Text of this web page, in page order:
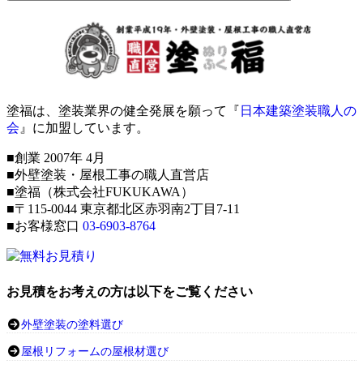
塗福は、塗装業界の健全発展を願って『 日本建築塗装職人の
会 』に加盟しています。
■創業 2007年 4月
■外壁塗装・屋根工事の職人直営店
■塗福（株式会社FUKUKAWA）
■〒115-0044 東京都北区赤羽南2丁目7-11
■お客様窓口 03-6903-8764
お見積をお考えの方は以下をご覧ください
外壁塗装の塗料選び
屋根リフォームの屋根材選び